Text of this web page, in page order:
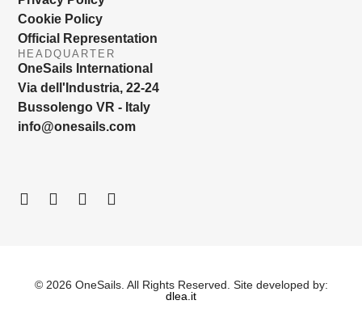
Cookie Policy
Official Representation
HEADQUARTER
OneSails International
Via dell'Industria, 22-24
Bussolengo VR - Italy
info@onesails.com
© 2026 OneSails. All Rights Reserved. Site developed by:
dlea.it